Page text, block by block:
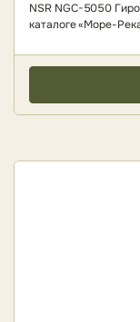
NSR NGC-5050
каталоге «Море-